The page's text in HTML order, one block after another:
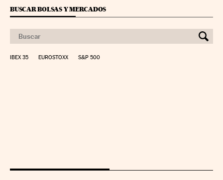
BUSCAR BOLSAS Y MERCADOS
IBEX 35 EUROSTOXX S&P 500